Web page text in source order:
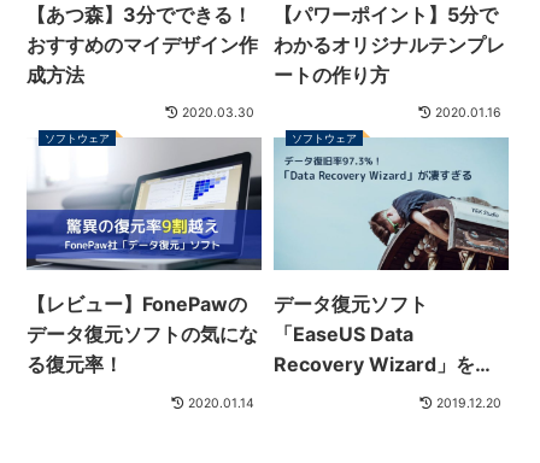
【あつ森】3分でできる！
おすすめのマイデザイン作
成方法
2020.03.30
【パワーポイント】5分で
わかるオリジナルテンプレ
ートの作り方
2020.01.16
ソフトウェア
【レビュー】FonePawの
データ復元ソフトの気にな
る復元率！
2020.01.14
ソフトウェア
データ復元ソフト
「EaseUS Data
Recovery Wizard」を使
2019.12.20